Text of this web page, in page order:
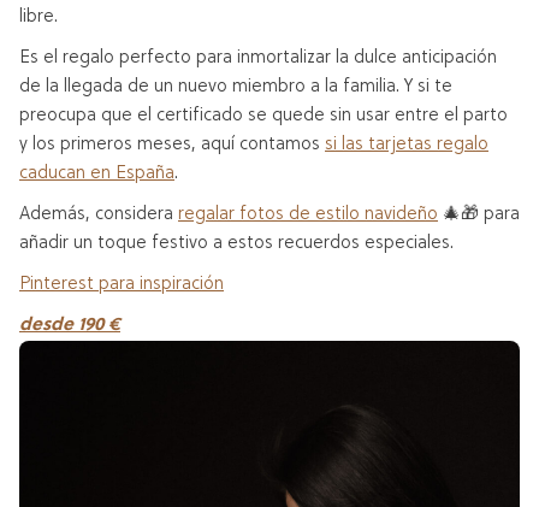
libre.
Es el regalo perfecto para inmortalizar la dulce anticipación
de la llegada de un nuevo miembro a la familia. Y si te
preocupa que el certificado se quede sin usar entre el parto
y los primeros meses, aquí contamos si las tarjetas regalo
caducan en España.
Además, considera regalar fotos de estilo navideño 🎄🎁 para
añadir un toque festivo a estos recuerdos especiales.
Pinterest para inspiración
desde 190 €